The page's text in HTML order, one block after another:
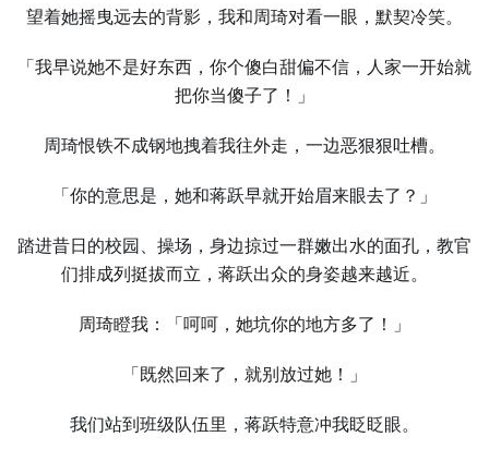
望着她摇曳远去的背影，我和周琦对看一眼，默契冷笑。
「我早说她不是好东西，你个傻白甜偏不信，人家一开始就
把你当傻子了！」
周琦恨铁不成钢地拽着我往外走，一边恶狠狠吐槽。
「你的意思是，她和蒋跃早就开始眉来眼去了？」
踏进昔日的校园、操场，身边掠过一群嫩出水的面孔，教官
们排成列挺拔而立，蒋跃出众的身姿越来越近。
周琦瞪我：「呵呵，她坑你的地方多了！」
「既然回来了，就别放过她！」
我们站到班级队伍里，蒋跃特意冲我眨眨眼。